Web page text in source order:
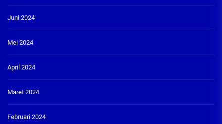
Juni 2024
Mei 2024
April 2024
Maret 2024
Februari 2024